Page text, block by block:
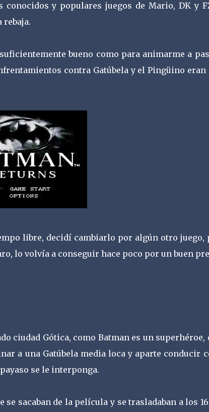
conocidos y populares juegos de Mario, DK y
rebaja.
bueno como para animarme a
contra Gatúbela y el Pingüino eran
libre, decidí cambiarlo por algún otro juego,
lo volvía a conseguir hace poco por un buen
ciudad Gótica, como Batman es un superhéroe,
a una Gatúbela media loca y aparte conducir
se le interponga.
sacaban de la película y se trasladaban a los